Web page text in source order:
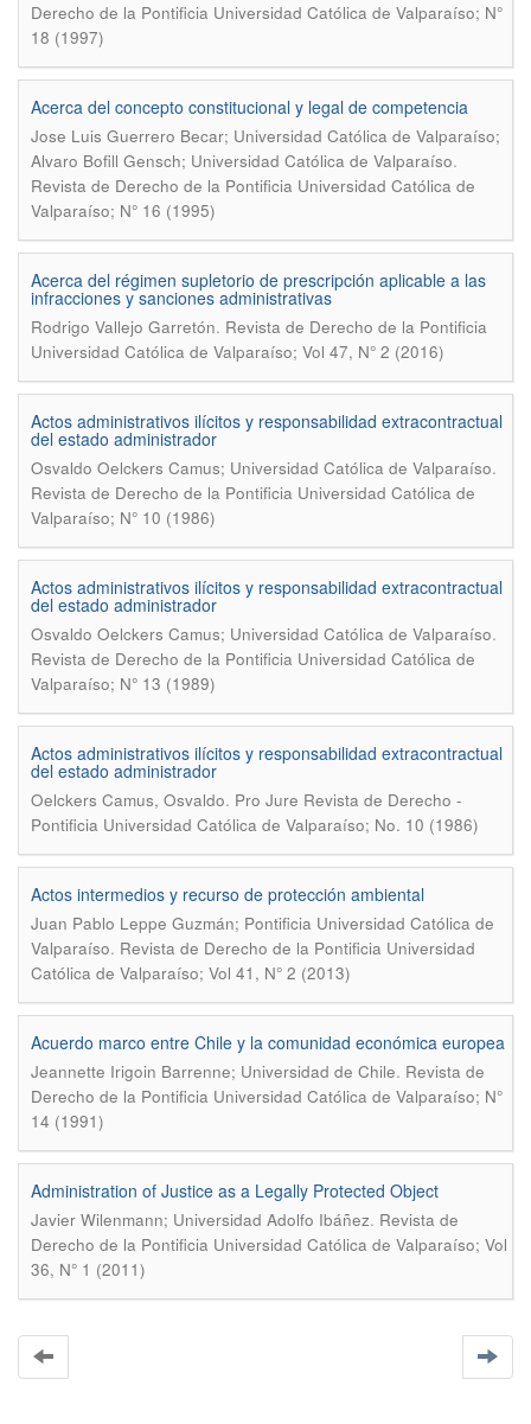
Derecho de la Pontificia Universidad Católica de Valparaíso; N°
18 (1997)
Acerca del concepto constitucional y legal de competencia
Jose Luis Guerrero Becar; Universidad Católica de Valparaíso;
Alvaro Bofill Gensch; Universidad Católica de Valparaíso.
Revista de Derecho de la Pontificia Universidad Católica de
Valparaíso; N° 16 (1995)
Acerca del régimen supletorio de prescripción aplicable a las
infracciones y sanciones administrativas
Rodrigo Vallejo Garretón. Revista de Derecho de la Pontificia
Universidad Católica de Valparaíso; Vol 47, N° 2 (2016)
Actos administrativos ilícitos y responsabilidad extracontractual
del estado administrador
Osvaldo Oelckers Camus; Universidad Católica de Valparaíso.
Revista de Derecho de la Pontificia Universidad Católica de
Valparaíso; N° 10 (1986)
Actos administrativos ilícitos y responsabilidad extracontractual
del estado administrador
Osvaldo Oelckers Camus; Universidad Católica de Valparaíso.
Revista de Derecho de la Pontificia Universidad Católica de
Valparaíso; N° 13 (1989)
Actos administrativos ilícitos y responsabilidad extracontractual
del estado administrador
Oelckers Camus, Osvaldo. Pro Jure Revista de Derecho -
Pontificia Universidad Católica de Valparaíso; No. 10 (1986)
Actos intermedios y recurso de protección ambiental
Juan Pablo Leppe Guzmán; Pontificia Universidad Católica de
Valparaíso. Revista de Derecho de la Pontificia Universidad
Católica de Valparaíso; Vol 41, N° 2 (2013)
Acuerdo marco entre Chile y la comunidad económica europea
Jeannette Irigoin Barrenne; Universidad de Chile. Revista de
Derecho de la Pontificia Universidad Católica de Valparaíso; N°
14 (1991)
Administration of Justice as a Legally Protected Object
Javier Wilenmann; Universidad Adolfo Ibáñez. Revista de
Derecho de la Pontificia Universidad Católica de Valparaíso; Vol
36, N° 1 (2011)